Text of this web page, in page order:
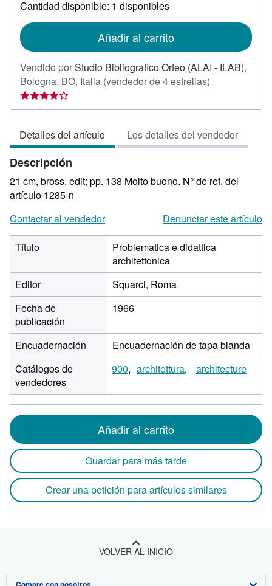
las
envío
Cantidad disponible: 1 disponibles
Añadir al carrito
Vendido porStudio Bibliografico Orfeo (ALAI - ILAB),
Bologna, BO, Italia (vendedor de 4 estrellas)
vendedor:
de
5
Detalles del artículo Los detalles del vendedor
Descripción
21 cm, bross. edit; pp. 138 Molto buono. N° de ref. del
artículo 1285-n
Contactar al vendedor
Denunciar este artículo
Título
Problematica e didattica
architettonica
Editor
Squarci, Roma
Fecha de
publicación
1966
Encuadernación
Encuadernación de tapa blanda
Catálogos de
vendedores
900 architettura architecture
Añadir al carrito
Guardar para más tarde
Crear una petición para artículos similares
VOLVER AL INICIO